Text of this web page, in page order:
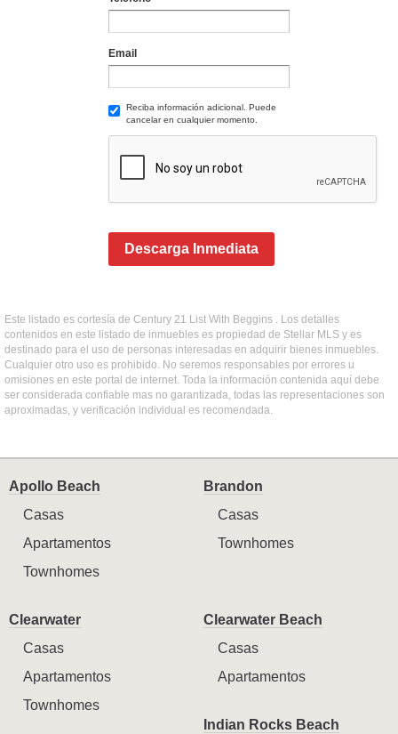
Email
Reciba información adicional. Puede
cancelar en cualquier momento.
Descarga Inmediata
Este listado es cortesía de Century 21 List With Beggins . Los detalles
contenidos en este listado de inmuebles es propiedad de Stellar MLS y es
destinado para el uso de personas interesadas en adquirir bienes inmuebles.
Cualquier otro uso es prohibido. No seremos responsables por errores u
omisiones en este portal de internet. Toda la información contenida aquí debe
ser considerada confiable mas no garantizada, todas las representaciones son
aproximadas, y verificación individual es recomendada.
Apollo Beach
Casas
Apartamentos
Townhomes
Brandon
Casas
Townhomes
Clearwater
Casas
Apartamentos
Townhomes
Clearwater Beach
Casas
Apartamentos
Indian Rocks Beach